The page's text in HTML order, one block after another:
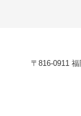
〒816-0911